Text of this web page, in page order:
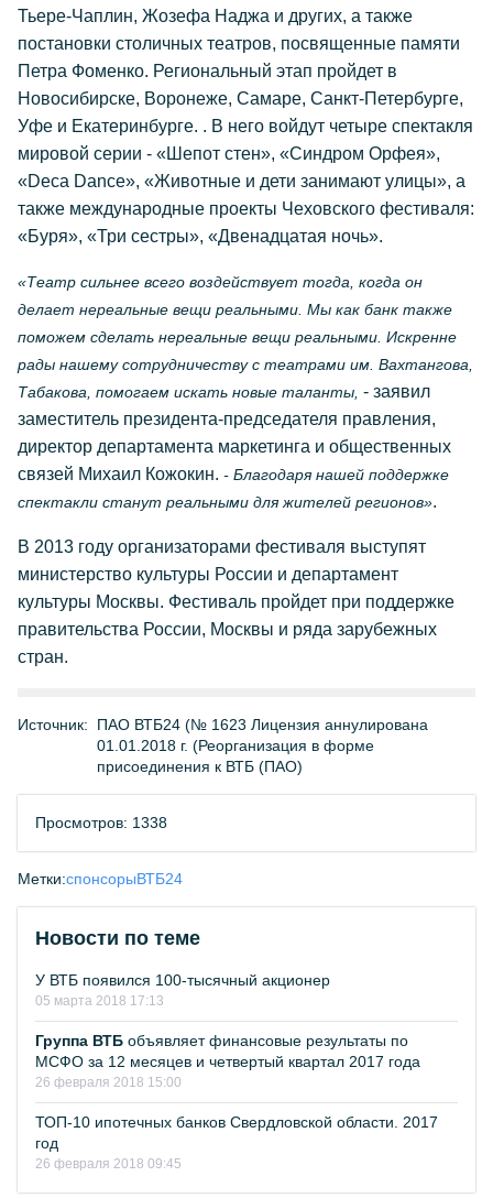
Тьере-Чаплин, Жозефа Наджа и других, а также
постановки столичных театров, посвященные памяти
Петра Фоменко. Региональный этап пройдет в
Новосибирске, Воронеже, Самаре, Санкт-Петербурге,
Уфе и Екатеринбурге. . В него войдут четыре спектакля
мировой серии - «Шепот стен», «Синдром Орфея»,
«Deca Dance», «Животные и дети занимают улицы», а
также международные проекты Чеховского фестиваля:
«Буря», «Три сестры», «Двенадцатая ночь».
«Театр сильнее всего воздействует тогда, когда он
делает нереальные вещи реальными. Мы как банк также
поможем сделать нереальные вещи реальными. Искренне
рады нашему сотрудничеству с театрами им. Вахтангова,
Табакова, помогаем искать новые таланты, - заявил
заместитель президента-председателя правления,
директор департамента маркетинга и общественных
связей Михаил Кожокин. - Благодаря нашей поддержке
спектакли станут реальными для жителей регионов».
В 2013 году организаторами фестиваля выступят
министерство культуры России и департамент
культуры Москвы. Фестиваль пройдет при поддержке
правительства России, Москвы и ряда зарубежных
стран.
Источник:
ПАО ВТБ24 (№ 1623 Лицензия аннулирована
01.01.2018 г. (Реорганизация в форме
присоединения к ВТБ (ПАО)
Просмотров: 1338
Метки:спонсорыВТБ24
Новости по теме
У ВТБ появился 100-тысячный акционер
05 марта 2018 17:13
Группа ВТБ объявляет финансовые результаты по
МСФО за 12 месяцев и четвертый квартал 2017 года
26 февраля 2018 15:00
ТОП-10 ипотечных банков Свердловской области. 2017
год
26 февраля 2018 09:45